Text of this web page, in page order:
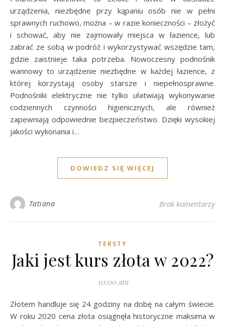
urządzenia, niezbędne przy kąpaniu osób nie w pełni
sprawnych ruchowo, można – w razie konieczności – złożyć
i schować, aby nie zajmowały miejsca w łazience, lub
zabrać ze sobą w podróż i wykorzystywać wszędzie tam,
gdzie zaistnieje taka potrzeba. Nowoczesny podnośnik
wannowy to urządzenie niezbędne w każdej łazience, z
której korzystają osoby starsze i niepełnosprawne.
Podnośniki elektryczne nie tylko ułatwiają wykonywanie
codziennych czynności higienicznych, ale również
zapewniają odpowiednie bezpieczeństwo. Dzięki wysokiej
jakości wykonania i…
DOWIEDZ SIĘ WIĘCEJ
Tatiana Brak komentarzy
TEKSTY
Jaki jest kurs złota w 2022?
10:00 am
Złotem handluje się 24 godziny na dobę na całym świecie.
W roku 2020 cena złota osiągnęła historyczne maksima w